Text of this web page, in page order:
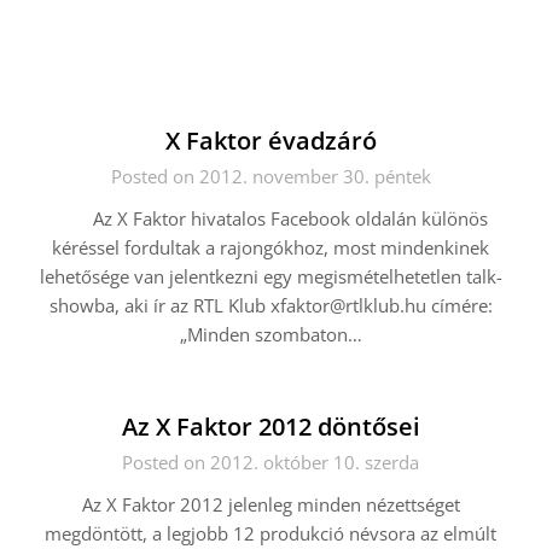
X Faktor évadzáró
Posted on 2012. november 30. péntek
Az X Faktor hivatalos Facebook oldalán különös
kéréssel fordultak a rajongókhoz, most mindenkinek
lehetősége van jelentkezni egy megismételhetetlen talk-
showba, aki ír az RTL Klub xfaktor@rtlklub.hu címére:
„Minden szombaton…
Az X Faktor 2012 döntősei
Posted on 2012. október 10. szerda
Az X Faktor 2012 jelenleg minden nézettséget
megdöntött, a legjobb 12 produkció névsora az elmúlt